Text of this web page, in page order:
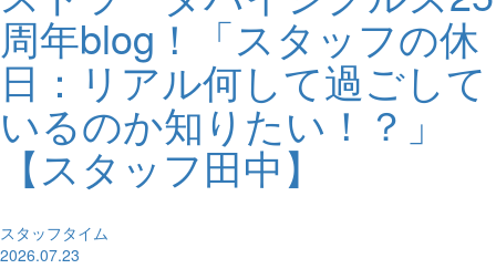
周年blog！「スタッフの休
日：リアル何して過ごして
いるのか知りたい！？」
【スタッフ田中】
スタッフタイム
2026.07.23